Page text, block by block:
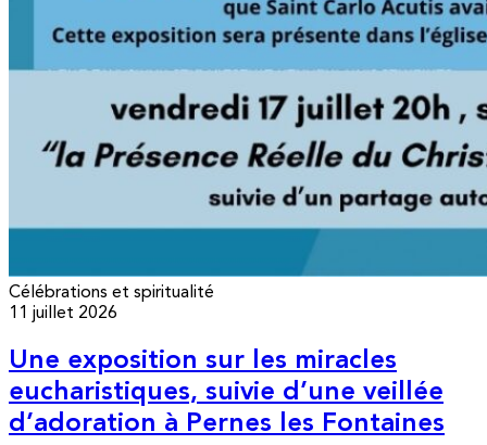
Célébrations et spiritualité
11 juillet 2026
Une exposition sur les miracles
eucharistiques, suivie d’une veillée
d’adoration à Pernes les Fontaines